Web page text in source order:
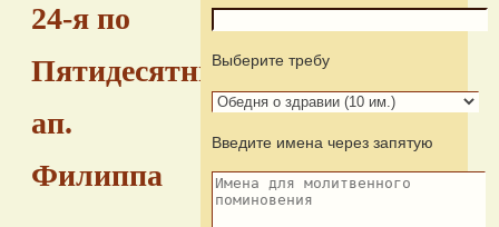
24-я по
Пятидесятнице,
ап.
Филиппа
Выберите требу
Введите имена через запятую